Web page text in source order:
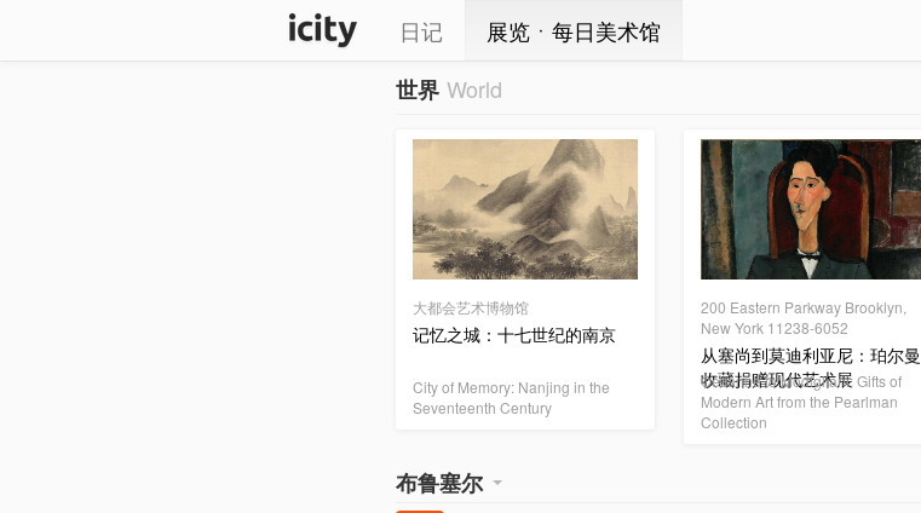
日记
展览ㆍ每日美术馆
世界 World
大都会艺术博物馆
记忆之城：十七世纪的南京
City of Memory: Nanjing in the
Seventeenth Century
200 Eastern Parkway Brooklyn,
New York 11238-6052
从塞尚到莫迪利亚尼：珀尔曼
收藏捐赠现代艺术展
Cézanne to Modigliani: Gifts of
Modern Art from the Pearlman
Collection
布鲁塞尔